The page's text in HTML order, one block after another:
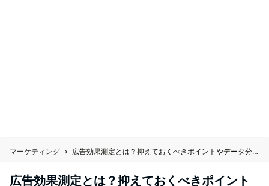
マーケティング 広告効果測定とは？抑えておくべきポイントやデータ分析の手法を解説
広告効果測定とは？抑えておくべきポイント